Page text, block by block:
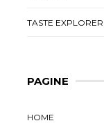
TASTE EXPLORER
PAGINE
HOME